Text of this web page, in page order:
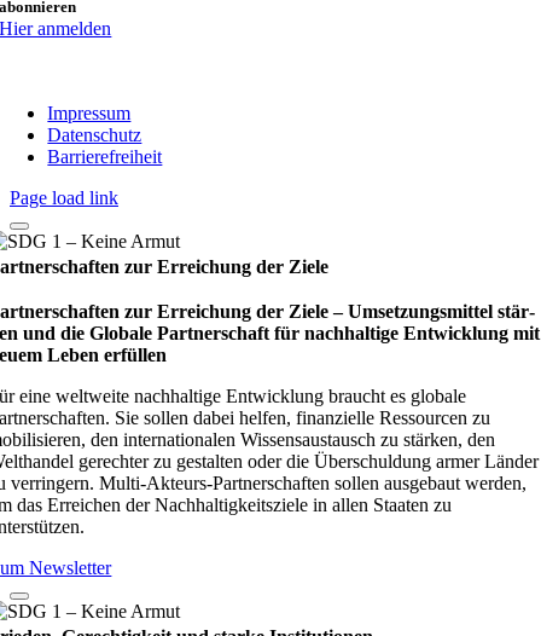
abonnieren
Hier anmelden
Impressum
Datenschutz
Barrierefreiheit
Page load link
zur Erreichung der Ziele
zur Erreichung der Ziele – Umset­zungs­mit­tel stär­
und die Glo­bale Part­ner­schaft für nach­hal­tige Ent­wick­lung mit
Leben erfül­len
eine weltweite nachhaltige Entwicklung braucht es globale
Sie sollen dabei helfen, finanzielle Ressourcen zu
den internationalen Wissensaustausch zu stärken, den
gerechter zu gestalten oder die Überschuldung armer Länder
verringern. Multi-Akteurs-Partnerschaften sollen ausgebaut werden,
das Erreichen der Nachhaltigkeitsziele in allen Staaten zu
Newsletter